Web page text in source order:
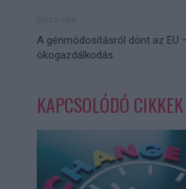
A génmódosításról dönt az EU
ökogazdálkodás
KAPCSOLÓDÓ CIKKEK